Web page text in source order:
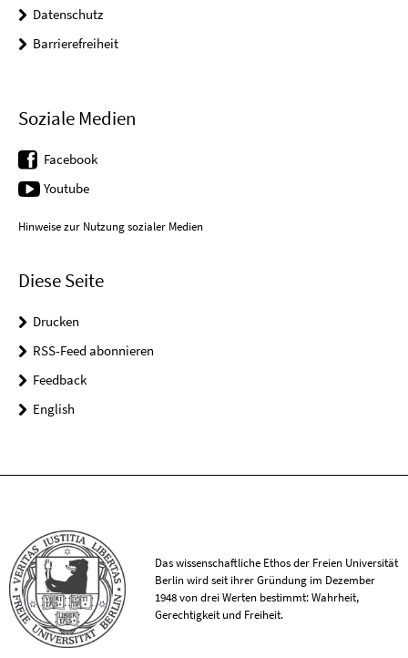
Datenschutz
Barrierefreiheit
Soziale Medien
Facebook
Youtube
Hinweise zur Nutzung sozialer Medien
Diese Seite
Drucken
RSS-Feed abonnieren
Feedback
English
Das wissenschaftliche Ethos der Freien Universität
Berlin wird seit ihrer Gründung im Dezember
1948 von drei Werten bestimmt: Wahrheit,
Gerechtigkeit und Freiheit.